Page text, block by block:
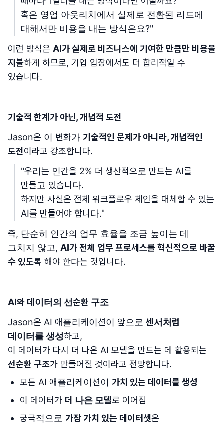
혹은 영업 아웃리치에서 실제로 전환된 리드에
대해서만 비용을 내는 방식은요?"
이런 방식은 AI가 실제로 비즈니스에 기여한 만큼만 비용을
지불하게 하므로, 기업 입장에서도 더 합리적일 수
있습니다.
기술적 한계가 아닌, 개념적 도전
Jason은 이 변화가 기술적인 문제가 아니라, 개념적인
도전이라고 강조합니다.
"우리는 인간을 2% 더 생산적으로 만드는 AI를
만들고 있습니다.
하지만 사실은 전체 워크플로우 체인을 대체할 수 있는
AI를 만들어야 합니다."
즉, 단순히 인간의 업무 효율을 조금 높이는 데
그치지 않고, AI가 전체 업무 프로세스를 혁신적으로 바꿀
수 있도록 해야 한다는 것입니다.
AI와 데이터의 선순환 구조
Jason은 AI 애플리케이션이 앞으로 센서처럼
데이터를 생성하고,
이 데이터가 다시 더 나은 AI 모델을 만드는 데 활용되는
선순환 구조가 만들어질 것이라고 전망합니다.
모든 AI 애플리케이션이 가치 있는 데이터를 생성
이 데이터가 더 나은 모델로 이어짐
궁극적으로 가장 가치 있는 데이터셋은